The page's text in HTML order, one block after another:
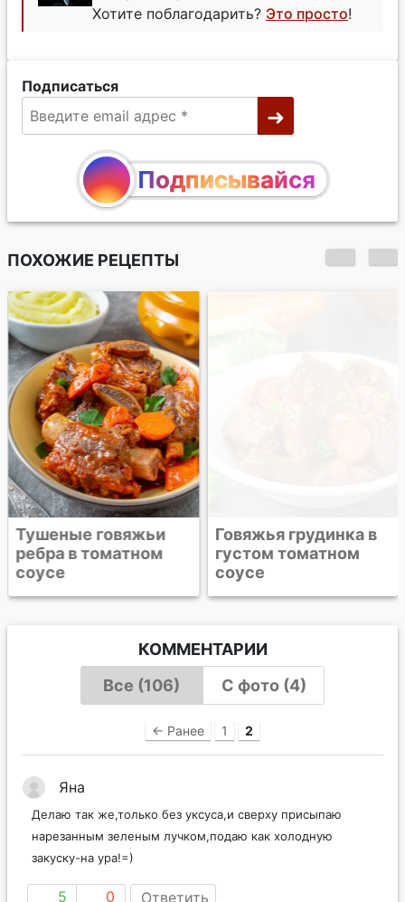
Хотите поблагодарить? Это просто!
Подписаться
Подписывайся
ПОХОЖИЕ РЕЦЕПТЫ
Тушеные говяжьи
ребра в томатном
соусе
Говяжья грудинка в
густом томатном
соусе
КОММЕНТАРИИ
Все (106)
С фото (4)
← Ранее 1 2
Яна
Делаю так же,только без уксуса,и сверху присыпаю
нарезанным зеленым лучком,подаю как холодную
закуску-на ура!=)
5 0 Ответить